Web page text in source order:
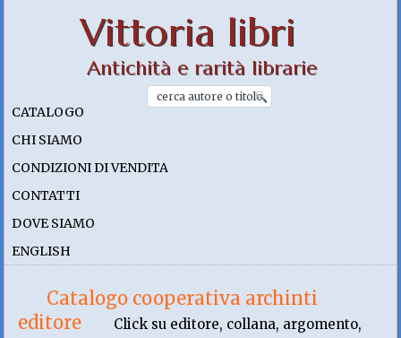
Vittoria libri
Antichità e rarità librarie
CATALOGO
CHI SIAMO
CONDIZIONI DI VENDITA
CONTATTI
DOVE SIAMO
ENGLISH
Catalogo cooperativa archinti
editore
Click su editore, collana, argomento,